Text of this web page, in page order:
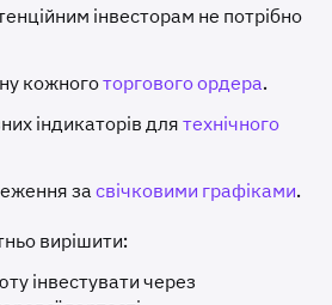
інвесторам не потрібно
кожноготоргового ордера.
індикаторів длятехнічного
засвічковими графіками.
вирішити:
інвестувати через